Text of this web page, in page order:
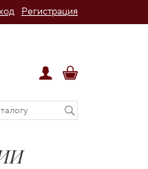
Регистрация